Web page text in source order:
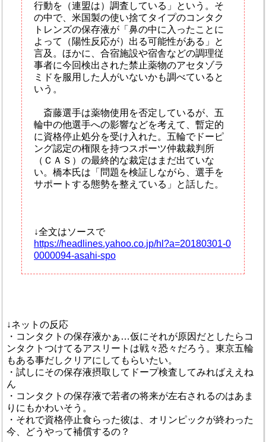
行動を（連盟は）調査している」という。そ
の中で、米国製の使い捨てタイプのコンタク
トレンズの保存液が「鼻の中に入ったことに
よって（陽性反応が）出る可能性がある」と
言及。ほかに、合宿施設や宿舎などの調理従
事者に今回検出された禁止薬物のアセタゾラ
ミドを服用した人がいないかも調べていると
いう。
斎藤選手は薬物使用を否定しているが、五
輪中の他選手への影響などを考えて、暫定的
に資格停止処分を受け入れた。五輪でドーピ
ング認定の権限を持つスポーツ仲裁裁判所
（ＣＡＳ）の最終的な裁定はまだ出ていな
い。橋本氏は「問題を検証しながら、選手を
サポートする態勢を整えている」と話した。
↓全文はソースで
https://headlines.yahoo.co.jp/hl?a=20180301-0
0000094-asahi-spo
↓ネットの反応
・コンタクトの保存液かぁ…仮にそれが原因だとしたらコ
ンタクトつけてるアスリートは戦々恐々だろう。東京五輪
もある事だしクリアにしてもらいたい。
・試しにその保存液摂取してドープ検査してみればええね
ん
・コンタクトの保存液で若者の将来が左右されるのはあま
りにもかわいそう。
・それで資格停止食らった彼は、オリンピックが終わった
今、どうやって補償するの？